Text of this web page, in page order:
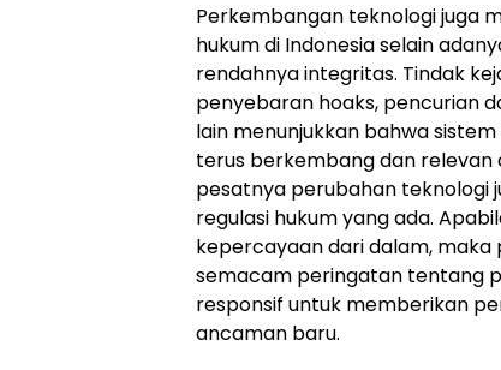
Perkembangan teknologi juga
hukum di Indonesia selain
rendahnya integritas. Tindak
penyebaran hoaks, pencurian
lain menunjukkan bahwa
terus berkembang dan relevan
pesatnya perubahan teknologi
regulasi hukum yang ada.
kepercayaan dari dalam,
semacam peringatan tentang
responsif untuk memberikan
ancaman baru.